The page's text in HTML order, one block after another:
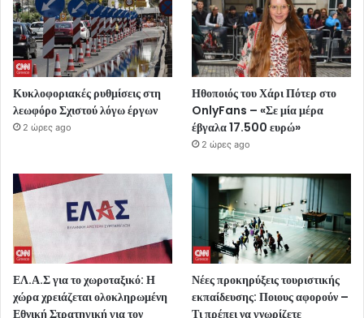
Κυκλοφοριακές ρυθμίσεις στη
λεωφόρο Σχιστού λόγω έργων
2 ώρες ago
Ηθοποιός του Χάρι Πότερ στο
OnlyFans – «Σε μία μέρα
έβγαλα 17.500 ευρώ»
2 ώρες ago
ΕΛ.Α.Σ για το χωροταξικό: Η
χώρα χρειάζεται ολοκληρωμένη
Εθνική Στρατηγική για τον
Νέες προκηρύξεις τουριστικής
εκπαίδευσης: Ποιους αφορούν –
Τι πρέπει να γνωρίζετε